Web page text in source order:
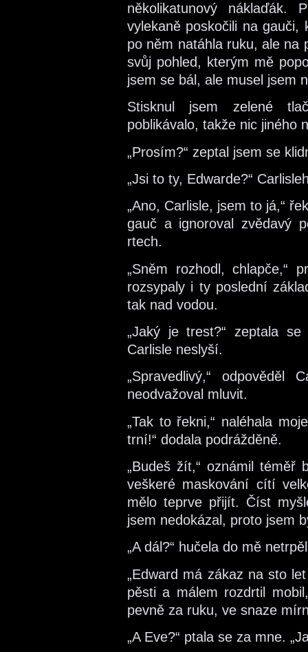
několikatunový
vylekaně poskočili na gauči,
po něm natáhla ruku, ale na
svůj pohled, kterým mě
jsem se bál, ale musel jsem
Stisknul jsem zelené
poblikávalo, takže nic jiného
„Prosím?“ zeptal jsem se
„Jsi to ty, Edwarde?“
„Ano, Carlisle, jsem to já,“
gauč a ignoroval zvědavý
rtech.
„Sněm rozhodl, chlapče,“
rozsypaly i ty poslední
tak nad vodou.
„Jaký je trest?“ zeptala
Carlisle neslyší.
„Spravedlivý,“
neodvažoval mluvit.
„Tak to řekni,“ naléhala
trní!“ dodala podrážděně.
„Budeš žít,“ oznámil
veškeré maskování cítí
mělo teprve přijít. Číst
jsem nedokázal, proto jsem
„A dál?“ hučela do mě
„Edward má zákaz na sto
pěsti a málem rozdrtil
pevně za ruku, ve snaze
„A Eve?“ ptala se za mne.